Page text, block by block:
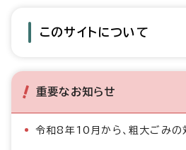
このサイトについて
重要なお知らせ
令和8年10月から、粗大ごみの